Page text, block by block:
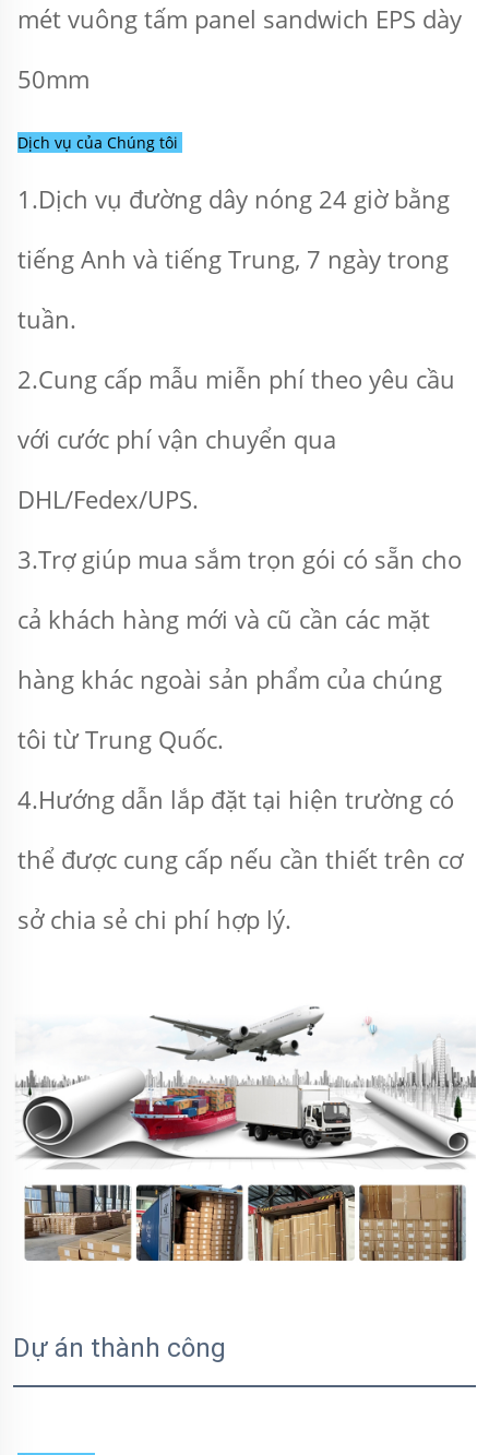
mét vuông tấm panel sandwich EPS dày
50mm
Dịch vụ của Chúng tôi
1.Dịch vụ đường dây nóng 24 giờ bằng
tiếng Anh và tiếng Trung, 7 ngày trong
tuần.
2.Cung cấp mẫu miễn phí theo yêu cầu
với cước phí vận chuyển qua
DHL/Fedex/UPS.
3.Trợ giúp mua sắm trọn gói có sẵn cho
cả khách hàng mới và cũ cần các mặt
hàng khác ngoài sản phẩm của chúng
tôi từ Trung Quốc.
4.Hướng dẫn lắp đặt tại hiện trường có
thể được cung cấp nếu cần thiết trên cơ
sở chia sẻ chi phí hợp lý.
Dự án thành công